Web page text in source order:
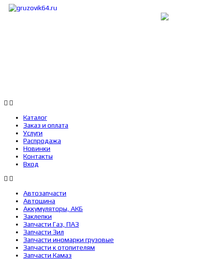
Каталог
Заказ и оплата
Услуги
Распродажа
Новинки
Контакты
Вход
Автозапчасти
Автошина
Аккумуляторы, АКБ
Заклепки
Запчасти Газ, ПАЗ
Запчасти Зил
Запчасти иномарки грузовые
Запчасти к отопителям
Запчасти Камаз